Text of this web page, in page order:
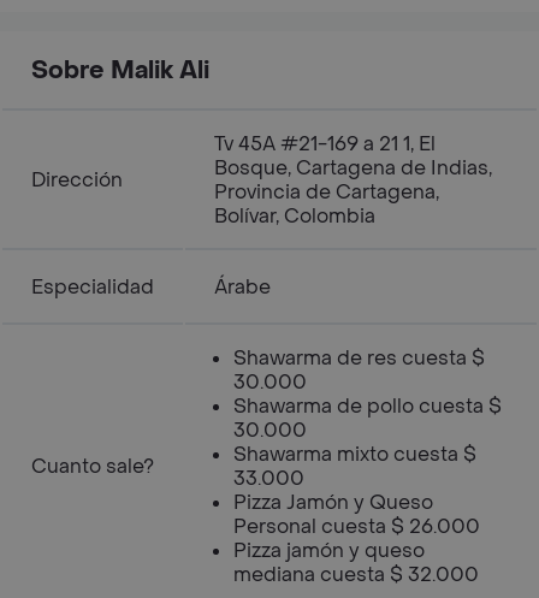
Sobre Malik Ali
Dirección
Tv 45A #21-169 a 21 1, El
Bosque, Cartagena de Indias,
Provincia de Cartagena,
Bolívar, Colombia
Especialidad Árabe
Cuanto sale?
Shawarma de res cuesta $
30.000
Shawarma de pollo cuesta $
30.000
Shawarma mixto cuesta $
33.000
Pizza Jamón y Queso
Personal cuesta $ 26.000
Pizza jamón y queso
mediana cuesta $ 32.000